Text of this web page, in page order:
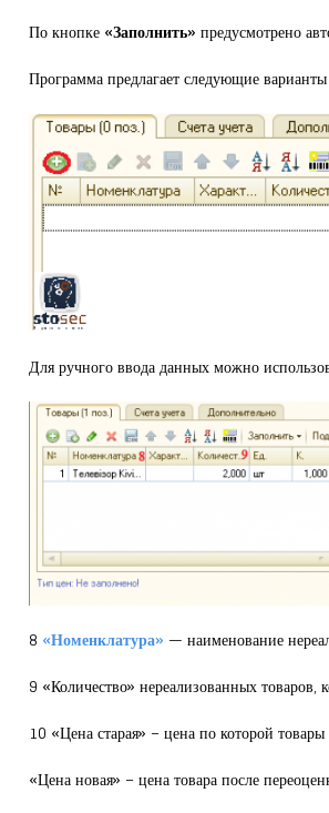
По кнопке «Заполнить» предусмотрено
Программа предлагает следующие
Для ручного ввода данных можно
8 «Номенклатура» — наименование
9 «Количество» нереализованных товаров,
10 «Цена старая» – цена по которой
«Цена новая» – цена товара после